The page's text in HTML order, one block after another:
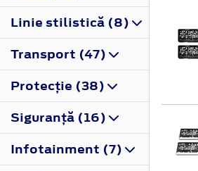
Linie stilistică (8)
Transport (47)
Protecţie (38)
Siguranţă (16)
Infotainment (7)